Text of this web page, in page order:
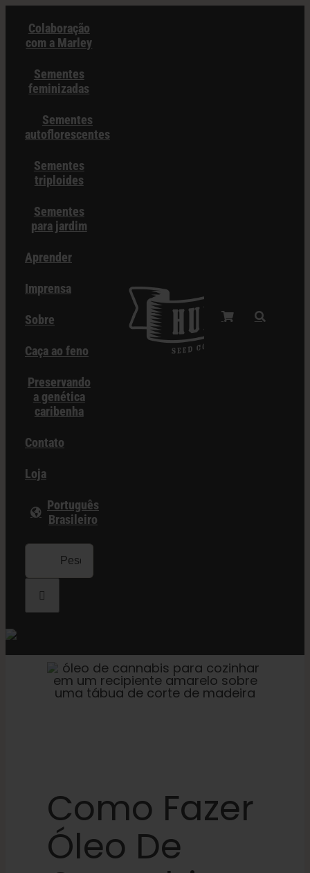
para
conteúdo
Colaboração
com a Marley
Sementes
feminizadas
Sementes
autoflorescentes
Sementes
triploides
Sementes
para jardim
Aprender
Imprensa
Sobre
Caça ao feno
Preservando
a genética
caribenha
Contato
Loja
Português
Brasileiro
Procurar
Como Fazer
Óleo De